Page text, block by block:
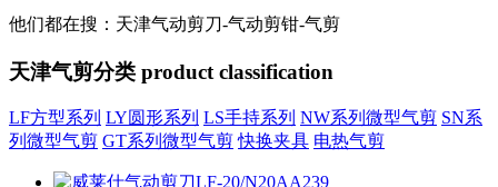
他们都在搜：天津气动剪刀-气动剪钳-气剪
天津气剪分类 product classification
LF方型系列 LY圆形系列 LS手持系列 NW系列微型气剪 SN系
列微型气剪 GT系列微型气剪 快换夹具 电热气剪